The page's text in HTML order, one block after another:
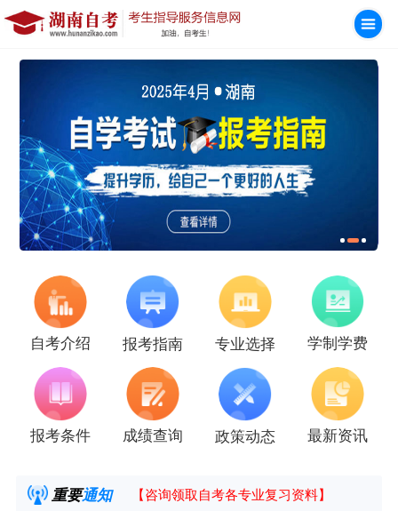
自考介绍 报考指南 专业选择 学制学费
报考条件 成绩查询 政策动态 最新资讯
重要通知
2025年4月湖南自考课程安排及教材目录已
【咨询领取自考各专业复习资料】